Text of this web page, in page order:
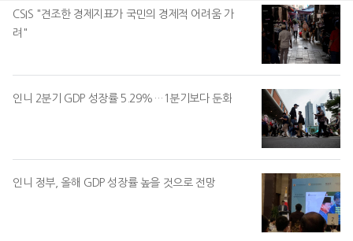
CSIS "견조한 경제지표가 국민의 경제적 어려움 가
려"
인니 2분기 GDP 성장률 5.29%…1분기보다 둔화
인니 정부, 올해 GDP 성장률 높을 것으로 전망